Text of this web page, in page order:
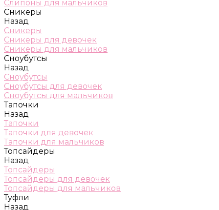
Слипоны для мальчиков
Сникеры
Назад
Сникеры
Сникеры для девочек
Сникеры для мальчиков
Сноубутсы
Назад
Сноубутсы
Сноубутсы для девочек
Сноубутсы для мальчиков
Тапочки
Назад
Тапочки
Тапочки для девочек
Тапочки для мальчиков
Топсайдеры
Назад
Топсайдеры
Топсайдеры для девочек
Топсайдеры для мальчиков
Туфли
Назад